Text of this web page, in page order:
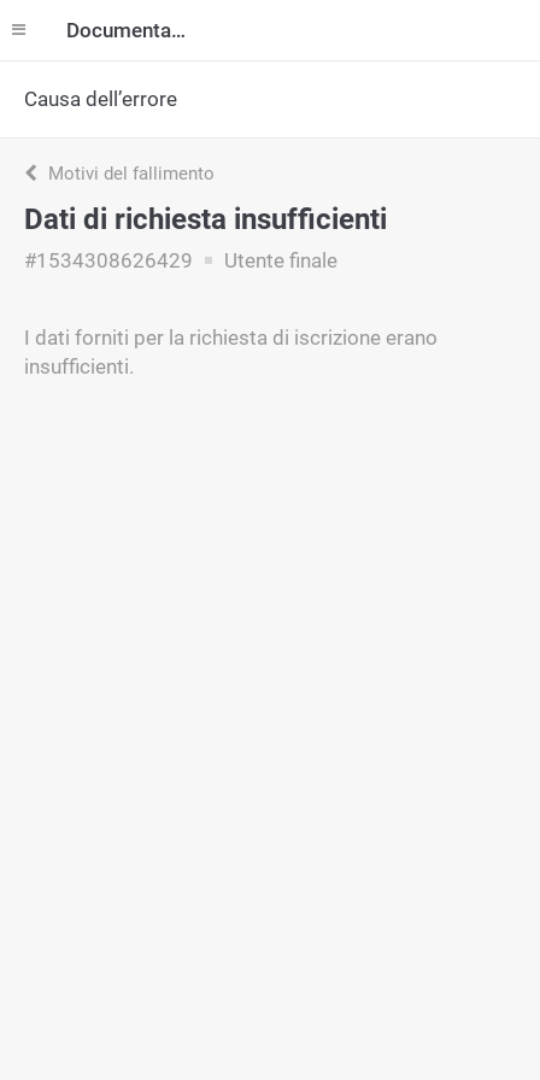
Documentazione
Causa dell’errore
Motivi del fallimento
Dati di richiesta insufficienti
#1534308626429 Utente finale
I dati forniti per la richiesta di iscrizione erano
insufficienti.